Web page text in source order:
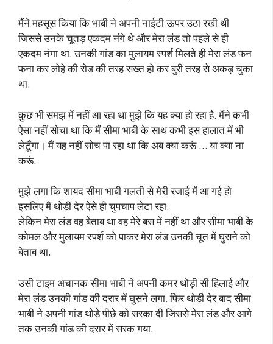
मैंने महसूस किया कि भाबी ने अपनी नाईटी ऊपर उठा रखी थी
जिससे उनके चूतड़ एकदम नंगे थे और मेरा लंड तो पहले से ही
एकदम नंगा था. उनकी गांड का मुलायम स्पर्श मिलते ही मेरा लंड फन
फना कर लोहे की रोड की तरह सख्त हो कर बुरी तरह से अकड़ चुका
था.
कुछ भी समझ में नहीं आ रहा था मुझे कि यह क्या हो रहा है. मैंने कभी
ऐसा नहीं सोचा था कि मैं सीमा भाबी के साथ कभी इस हालात में भी
लेटूँगा। मैं यह नहीं सोच पा रहा था कि अब क्या करूं … या क्या ना
करूं.
मुझे लगा कि शायद सीमा भाबी गलती से मेरी रजाई में आ गई हो
इसलिए मैं थोड़ी देर ऐसे ही चुपचाप लेटा रहा.
लेकिन मेरा लंड वह बेताब था वह मेरे बस में नहीं था और सीमा भाबी के
कोमल और मुलायम स्पर्श को पाकर मेरा लंड उनकी चूत में घुसने को
बेताब था.
उसी टाइम अचानक सीमा भाबी ने अपनी कमर थोड़ी सी हिलाई और
मेरा लंड उनकी गांड की दरार में घुसने लगा. फिर थोड़ी देर बाद सीमा
भाबी ने अपनी गांड थोड़े पीछे को सरका दी जिससे मेरा लंड और आगे
तक उनकी गांड की दरार में सरक गया.